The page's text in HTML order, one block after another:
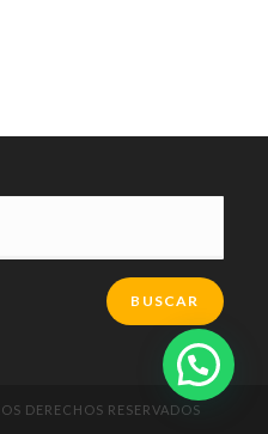
BUSCAR
DERECHOS RESERVADOS